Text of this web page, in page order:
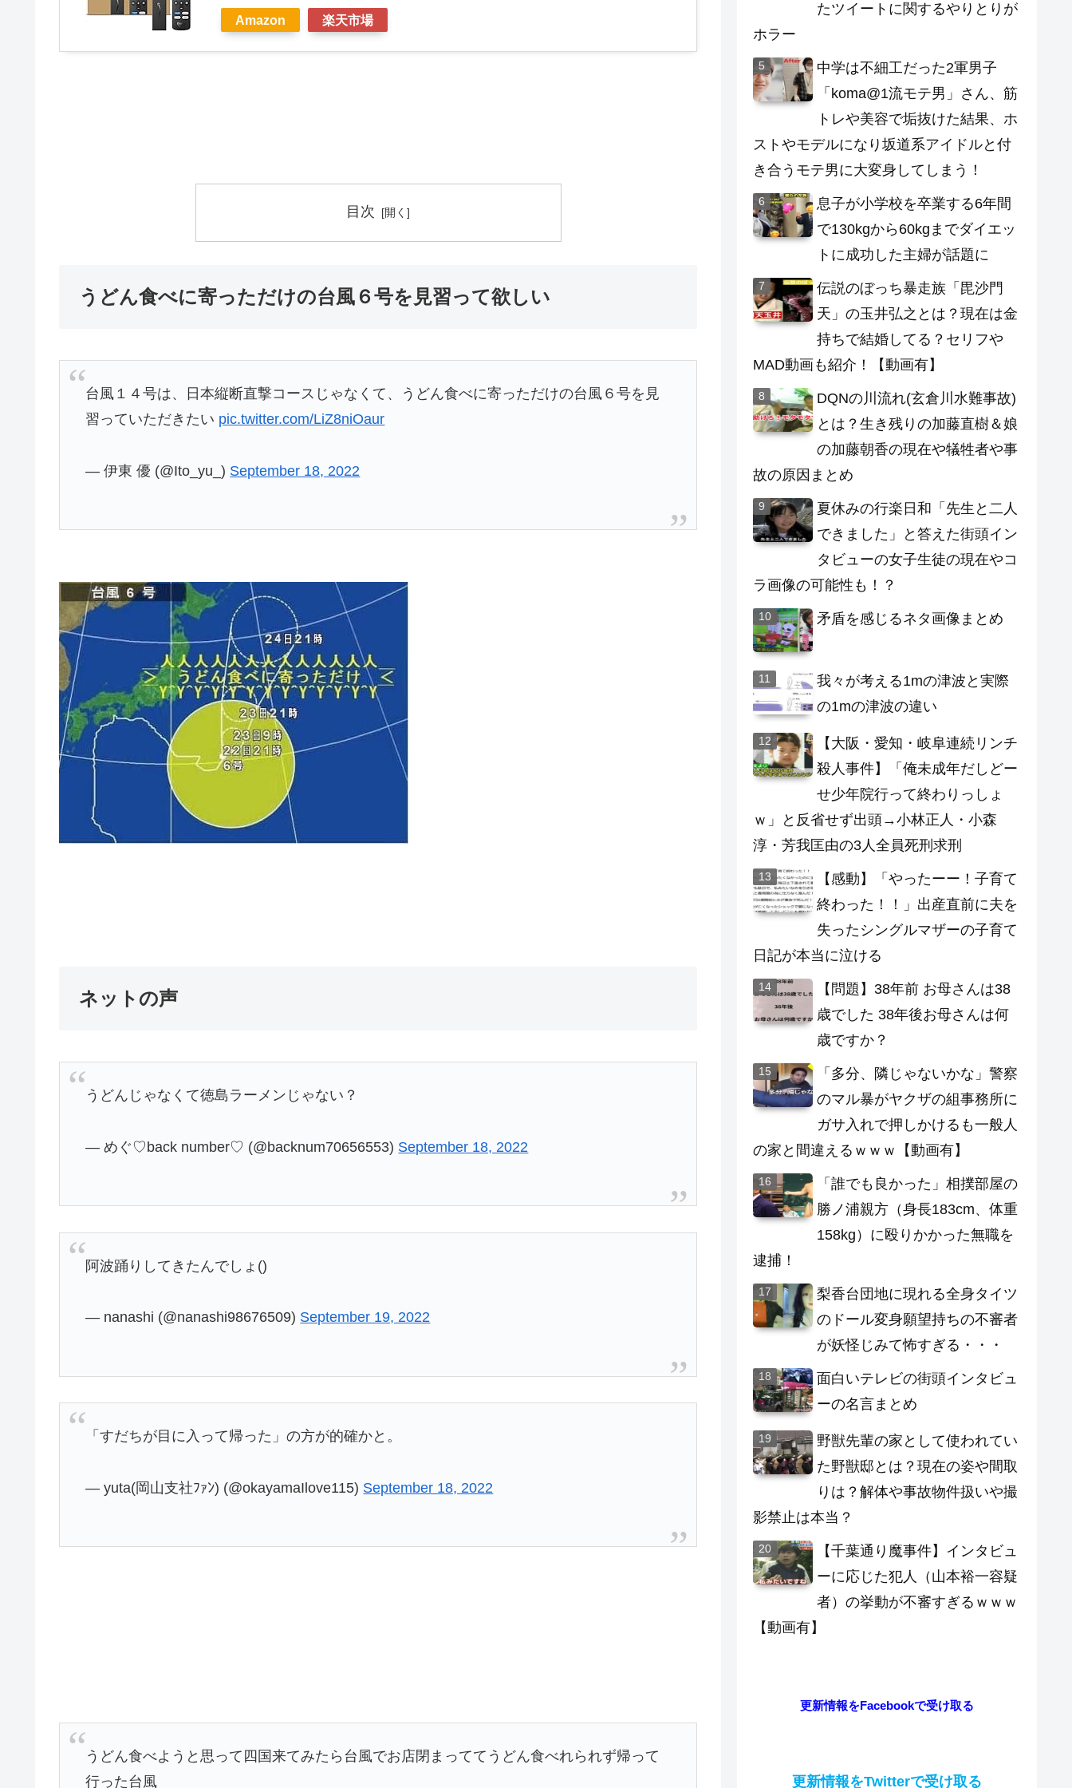
Amazon 楽天市場
目次
うどん食べに寄っただけの台風６号を見習って欲しい
台風１４号は、日本縦断直撃コースじゃなくて、うどん食べに寄っただけの台風６号を見
習っていただきたい pic.twitter.com/LiZ8niOaur
— 伊東 優 (@Ito_yu_) September 18, 2022
ネットの声
うどんじゃなくて徳島ラーメンじゃない？
— めぐ♡back number♡ (@backnum70656553) September 18, 2022
阿波踊りしてきたんでしょ()
— nanashi (@nanashi98676509) September 19, 2022
「すだちが目に入って帰った」の方が的確かと。
— yuta(岡山支社ﾌｧﾝ) (@okayamaIlove115) September 18, 2022
うどん食べようと思って四国来てみたら台風でお店閉まっててうどん食べれられず帰って
行った台風
たツイートに関するやりとりが
ホラー
中学は不細工だった2軍男子
「koma@1流モテ男」さん、筋
トレや美容で垢抜けた結果、ホ
ストやモデルになり坂道系アイドルと付
き合うモテ男に大変身してしまう！
息子が小学校を卒業する6年間
で130kgから60kgまでダイエッ
トに成功した主婦が話題に
伝説のぼっち暴走族「毘沙門
天」の玉井弘之とは？現在は金
持ちで結婚してる？セリフや
MAD動画も紹介！【動画有】
DQNの川流れ(玄倉川水難事故)
とは？生き残りの加藤直樹＆娘
の加藤朝香の現在や犠牲者や事
故の原因まとめ
夏休みの行楽日和「先生と二人
できました」と答えた街頭イン
タビューの女子生徒の現在やコ
ラ画像の可能性も！？
矛盾を感じるネタ画像まとめ
我々が考える1mの津波と実際
の1mの津波の違い
【大阪・愛知・岐阜連続リンチ
殺人事件】「俺未成年だしどー
せ少年院行って終わりっしょ
ｗ」と反省せず出頭→小林正人・小森
淳・芳我匡由の3人全員死刑求刑
【感動】「やったーー！子育て
終わった！！」出産直前に夫を
失ったシングルマザーの子育て
日記が本当に泣ける
【問題】38年前 お母さんは38
歳でした 38年後お母さんは何
歳ですか？
「多分、隣じゃないかな」警察
のマル暴がヤクザの組事務所に
ガサ入れで押しかけるも一般人
の家と間違えるｗｗｗ【動画有】
「誰でも良かった」相撲部屋の
勝ノ浦親方（身長183cm、体重
158kg）に殴りかかった無職を
逮捕！
梨香台団地に現れる全身タイツ
のドール変身願望持ちの不審者
が妖怪じみて怖すぎる・・・
面白いテレビの街頭インタビュ
ーの名言まとめ
野獣先輩の家として使われてい
た野獣邸とは？現在の姿や間取
りは？解体や事故物件扱いや撮
影禁止は本当？
【千葉通り魔事件】インタビュ
ーに応じた犯人（山本裕一容疑
者）の挙動が不審すぎるｗｗｗ
【動画有】
更新情報をFacebookで受け取る
更新情報をTwitterで受け取る